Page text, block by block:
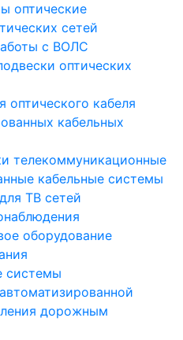
оптические
сетей
с ВОЛС
оптических
оптического кабеля
кабельных
телекоммуникационные
кабельные системы
ТВ сетей
оборудование
системы
дорожным